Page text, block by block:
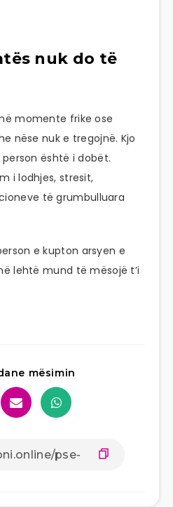
nuk do të
momente frike ose
nëse nuk e tregojnë. Kjo
është i dobët.
i lodhjes, stresit,
të grumbulluara
e kupton arsyen e
lehtë mund të mësojë t’i
mësimin